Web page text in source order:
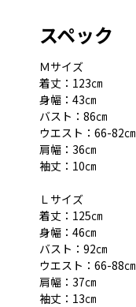
スペック
Ｍサイズ
着丈：123㎝
身幅：43㎝
バスト：86㎝
ウエスト：66-82㎝
肩幅：36㎝
袖丈：10㎝
Ｌサイズ
着丈：125㎝
身幅：46㎝
バスト：92㎝
ウエスト：66-88㎝
肩幅：37㎝
袖丈：13㎝